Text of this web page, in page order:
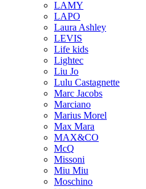
LAMY
LAPO
Laura Ashley
LEVIS
Life kids
Lightec
Liu Jo
Lulu Castagnette
Marc Jacobs
Marciano
Marius Morel
Max Mara
MAX&CO
McQ
Missoni
Miu Miu
Moschino